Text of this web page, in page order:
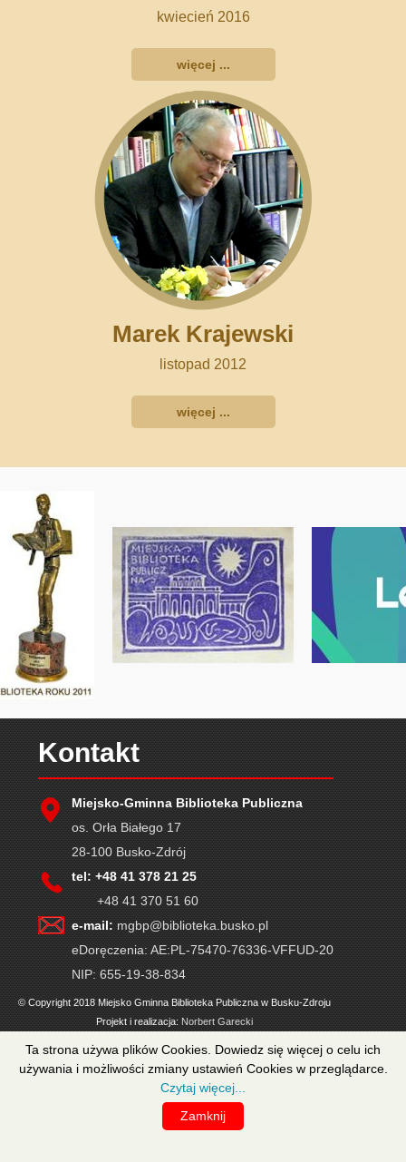
kwiecień 2016
więcej ...
Marek Krajewski
listopad 2012
więcej ...
Kontakt
Miejsko-Gminna Biblioteka Publiczna
os. Orła Białego 17
28-100 Busko-Zdrój
tel: +48 41 378 21 25
+48 41 370 51 60
e-mail: mgbp@biblioteka.busko.pl
eDoręczenia: AE:PL-75470-76336-VFFUD-20
NIP: 655-19-38-834
© Copyright 2018 Miejsko Gminna Biblioteka Publiczna w Busku-Zdroju
Projekt i realizacja: Norbert Garecki
Ta strona używa plików Cookies. Dowiedz się więcej o celu ich
używania i możliwości zmiany ustawień Cookies w przeglądarce.
Czytaj więcej...
Zamknij